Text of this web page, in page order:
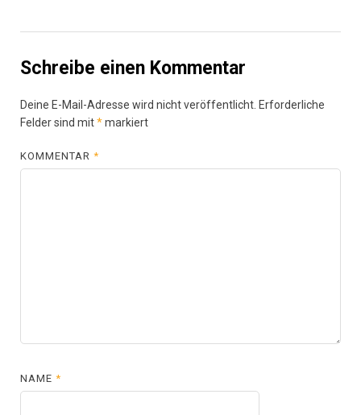
Schreibe einen Kommentar
Deine E-Mail-Adresse wird nicht veröffentlicht. Erforderliche
Felder sind mit*markiert
KOMMENTAR*
NAME*